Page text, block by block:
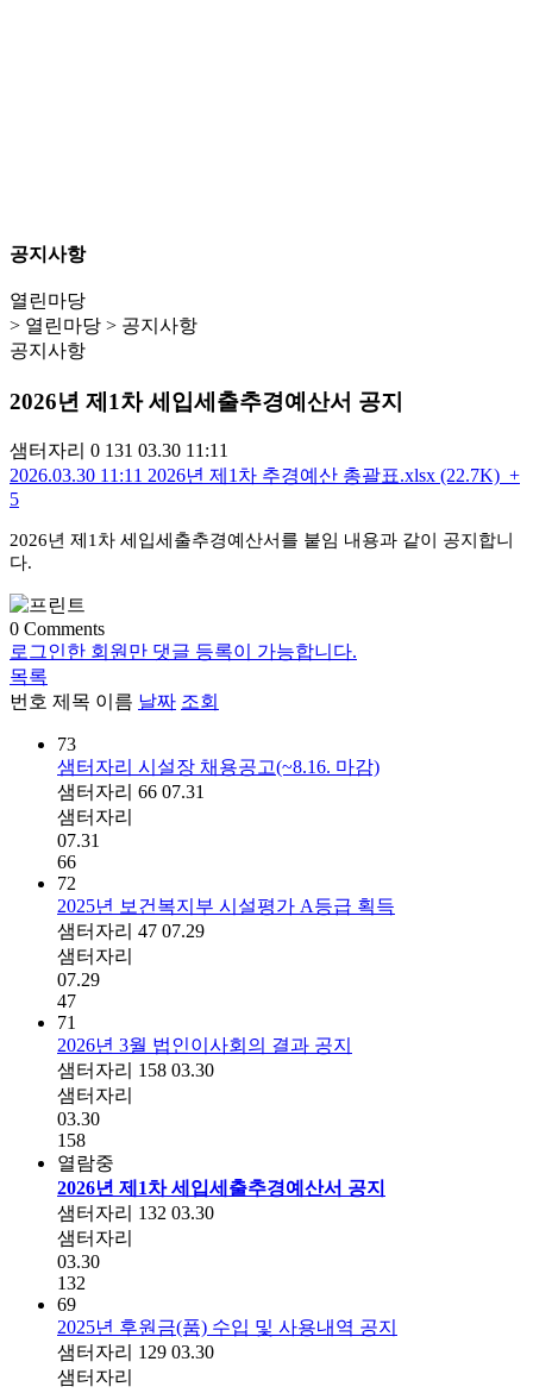
공지사항
열린마당
> 열린마당 > 공지사항
공지사항
2026년 제1차 세입세출추경예산서 공지
샘터자리 0 131 03.30 11:11
2026.03.30 11:11 2026년 제1차 추경예산 총괄표.xlsx (22.7K) +
5
2026년 제1차 세입세출추경예산서를 붙임 내용과 같이 공지합니
다.
0 Comments
로그인한 회원만 댓글 등록이 가능합니다.
목록
번호 제목 이름 날짜 조회
73
샘터자리 시설장 채용공고(~8.16. 마감)
샘터자리 66 07.31
샘터자리
07.31
66
72
2025년 보건복지부 시설평가 A등급 획득
샘터자리 47 07.29
샘터자리
07.29
47
71
2026년 3월 법인이사회의 결과 공지
샘터자리 158 03.30
샘터자리
03.30
158
열람중
2026년 제1차 세입세출추경예산서 공지
샘터자리 132 03.30
샘터자리
03.30
132
69
2025년 후원금(품) 수입 및 사용내역 공지
샘터자리 129 03.30
샘터자리